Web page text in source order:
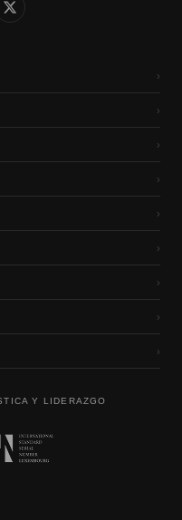
›
›
›
›
›
›
›
›
›
Y LIDERAZGO